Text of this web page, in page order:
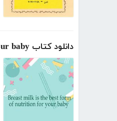
دانلود کتاب Breast milk is the best form of nutrition for your baby